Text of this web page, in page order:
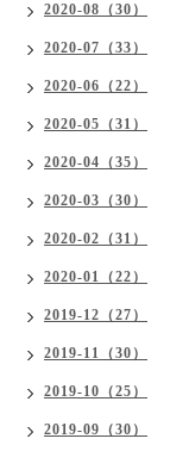
2020-08（30）
2020-07（33）
2020-06（22）
2020-05（31）
2020-04（35）
2020-03（30）
2020-02（31）
2020-01（22）
2019-12（27）
2019-11（30）
2019-10（25）
2019-09（30）